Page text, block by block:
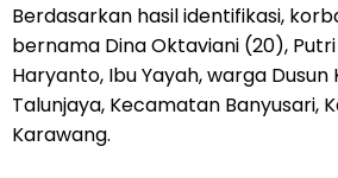
Berdasarkan hasil identifikasi,
bernama Dina Oktaviani (20),
Haryanto, Ibu Yayah, warga Dusun
Talunjaya, Kecamatan Banyusari,
Karawang.